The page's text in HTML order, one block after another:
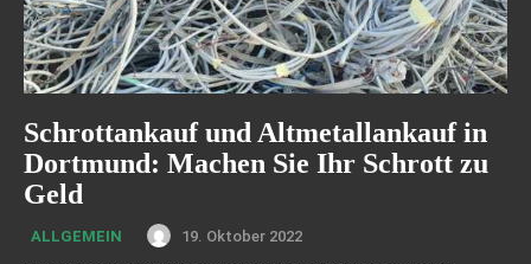
Schrottankauf und Altmetallankauf in
Dortmund: Machen Sie Ihr Schrott zu
Geld
ALLGEMEIN
19. Oktober 2022